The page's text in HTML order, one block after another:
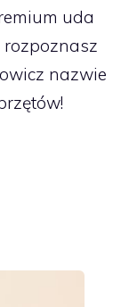
uda
rozpoznasz
nazwie